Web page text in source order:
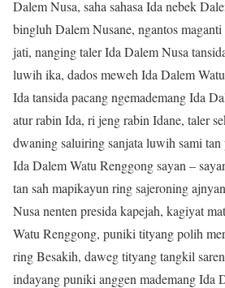
Dalem Nusa, saha sahasa Ida nebek
bingluh Dalem Nusane, ngantos
jati, nanging taler Ida Dalem Nusa
luwih ika, dados meweh Ida Dalem
Ida tansida pacang ngemademang Ida
atur rabin Ida, ri jeng rabin Idane, taler
dwaning saluiring sanjata luwih sami tan
Ida Dalem Watu Renggong sayan –
tan sah mapikayun ring sajeroning
Nusa nenten presida kapejah, kagiyat
Watu Renggong, puniki tityang polih
ring Besakih, daweg tityang tangkil
indayang puniki anggen mademang Ida